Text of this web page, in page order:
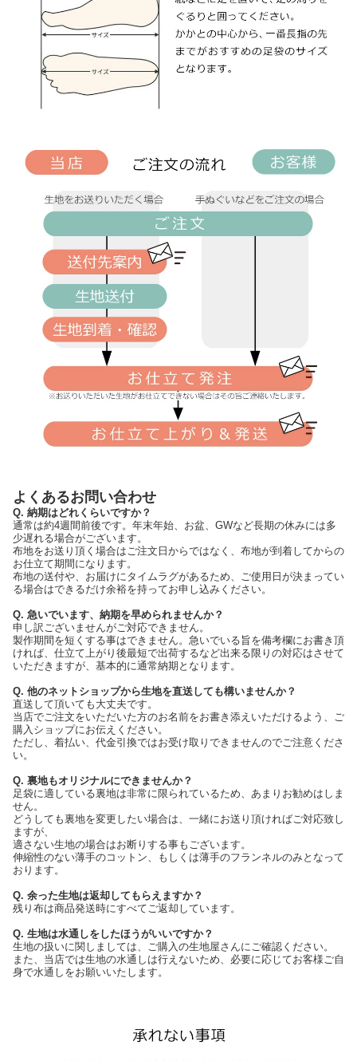
よくあるお問い合わせ
Q. 納期はどれくらいですか？
通常は約4週間前後です。年末年始、お盆、GWなど長期の休みには多
少遅れる場合がございます。
布地をお送り頂く場合はご注文日からではなく、布地が到着してからの
お仕立て期間になります。
布地の送付や、お届けにタイムラグがあるため、ご使用日が決まってい
る場合はできるだけ余裕を持ってお申し込みください。
Q. 急いでいます、納期を早められませんか？
申し訳ございませんがご対応できません。
製作期間を短くする事はできません。急いでいる旨を備考欄にお書き頂
ければ、仕立て上がり後最短で出荷するなど出来る限りの対応はさせて
いただきますが、基本的に通常納期となります。
Q. 他のネットショップから生地を直送しても構いませんか？
直送して頂いても大丈夫です。
当店でご注文をいただいた方のお名前をお書き添えいただけるよう、ご
購入ショップにお伝えください。
ただし、着払い、代金引換ではお受け取りできませんのでご注意くださ
い。
Q. 裏地もオリジナルにできませんか？
足袋に適している裏地は非常に限られているため、あまりお勧めはしま
せん。
どうしても裏地を変更したい場合は、一緒にお送り頂ければご対応致し
ますが、
適さない生地の場合はお断りする事もございます。
伸縮性のない薄手のコットン、もしくは薄手のフランネルのみとなって
おります。
Q. 余った生地は返却してもらえますか？
残り布は商品発送時にすべてご返却しています。
Q. 生地は水通しをしたほうがいいですか？
生地の扱いに関しましては、ご購入の生地屋さんにご確認ください。
また、当店では生地の水通しは行えないため、必要に応じてお客様ご自
身で水通しをお願いいたします。